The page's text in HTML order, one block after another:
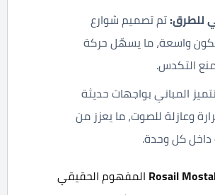
للطرق:تم تصميم شوارع
واسعة، ما يسهّل حركة
التكدس.
المباني بواجهات حديثة
وعازلة للصوت، ما يعزز من
داخل كل وحدة.
Rosail المفهوم الحقيقي